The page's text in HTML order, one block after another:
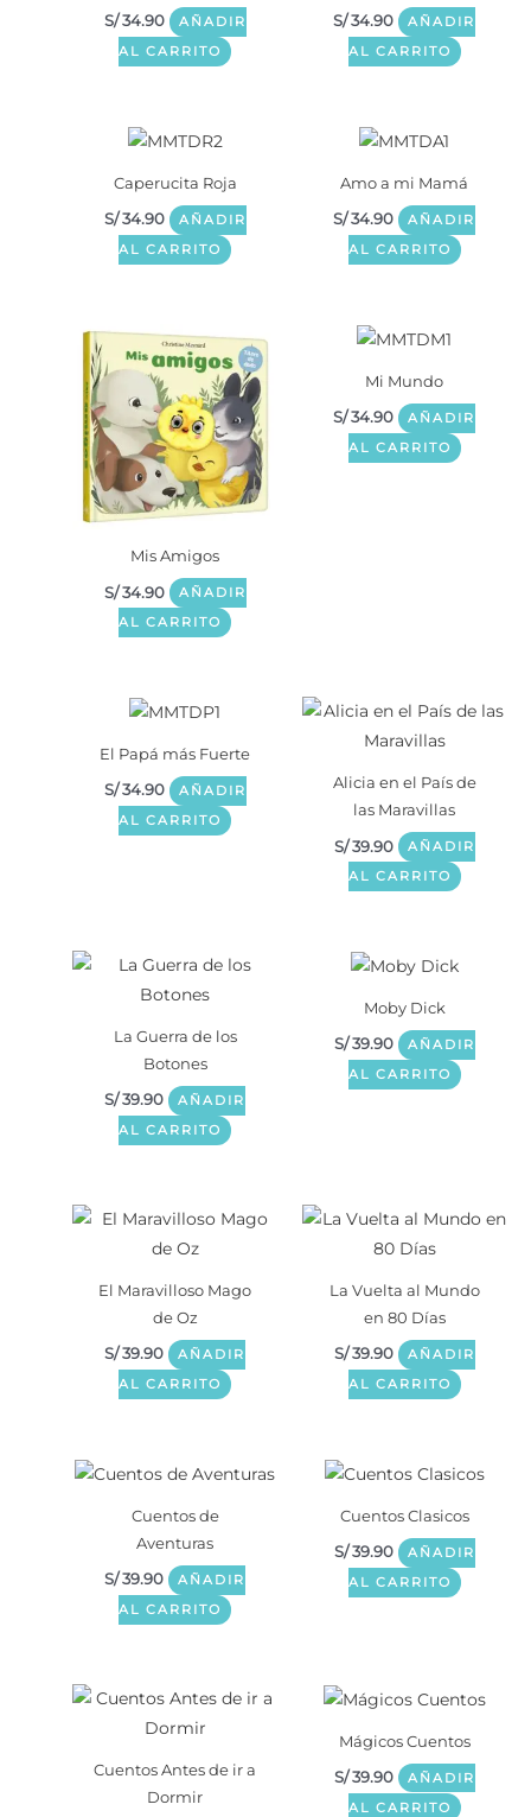
S/34.90
AÑADIR
AL CARRITO
S/34.90
AÑADIR
AL CARRITO
Caperucita Roja
S/34.90
AÑADIR
AL CARRITO
Amo a mi Mamá
S/34.90
AÑADIR
AL CARRITO
Mis Amigos
S/34.90
AÑADIR
AL CARRITO
Mi Mundo
S/34.90
AÑADIR
AL CARRITO
El Papá más Fuerte
S/34.90
AÑADIR
AL CARRITO
Alicia en el País de
las Maravillas
S/39.90
AÑADIR
AL CARRITO
La Guerra de los
Botones
S/39.90
AÑADIR
AL CARRITO
Moby Dick
S/39.90
AÑADIR
AL CARRITO
El Maravilloso Mago
de Oz
S/39.90
AÑADIR
AL CARRITO
La Vuelta al Mundo
en 80 Días
S/39.90
AÑADIR
AL CARRITO
Cuentos de
Aventuras
S/39.90
AÑADIR
AL CARRITO
Cuentos Clasicos
S/39.90
AÑADIR
AL CARRITO
Cuentos Antes de ir a
Dormir
Mágicos Cuentos
S/39.90
AÑADIR
AL CARRITO